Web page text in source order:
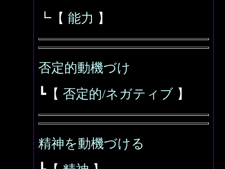
┗【 能力 】
否定的動機づけ
┗【 否定的/ネガティブ 】
精神を動機づける